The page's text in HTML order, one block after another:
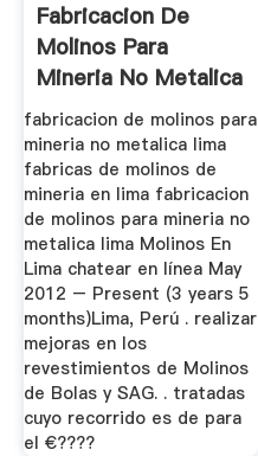
Fabricacion De
Molinos Para
Mineria No Metalica
Lima
fabricacion de molinos para
mineria no metalica lima
fabricas de molinos de
mineria en lima fabricacion
de molinos para mineria no
metalica lima Molinos En
Lima chatear en línea May
2012 – Present (3 years 5
months)Lima, Perú . realizar
mejoras en los
revestimientos de Molinos
de Bolas y SAG. . tratadas
cuyo recorrido es de para
el €????